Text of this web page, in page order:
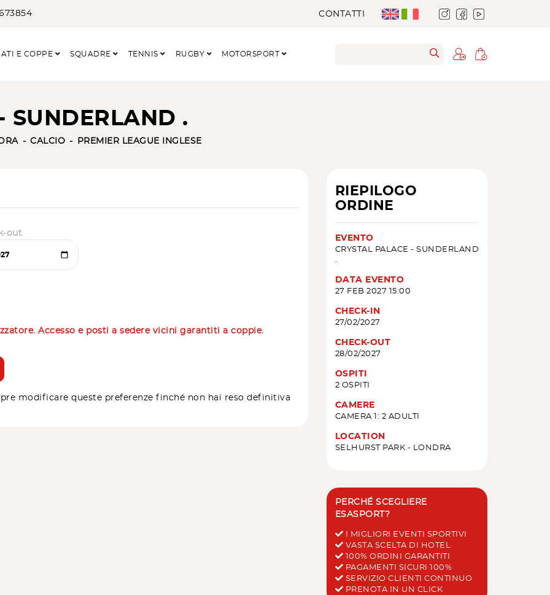
CONTATTI
E COPPE SQUADRE TENNIS RUGBY MOTORSPORT
SUNDERLAND .
CALCIO PREMIER LEAGUE INGLESE
out
Accesso e posti a sedere vicini garantiti a coppie.
modificare queste preferenze finché non hai reso definitiva
RIEPILOGO
ORDINE
EVENTO
CRYSTAL PALACE - SUNDERLAND
.
DATA EVENTO
27 FEB 2027 15:00
CHECK-IN
27/02/2027
CHECK-OUT
28/02/2027
OSPITI
2 OSPITI
CAMERE
CAMERA 1: 2 ADULTI
LOCATION
SELHURST PARK - LONDRA
PERCHÉ SCEGLIERE
ESASPORT?
I MIGLIORI EVENTI SPORTIVI
VASTA SCELTA DI HOTEL
100% ORDINI GARANTITI
PAGAMENTI SICURI 100%
SERVIZIO CLIENTI CONTINUO
PRENOTA IN UN CLICK